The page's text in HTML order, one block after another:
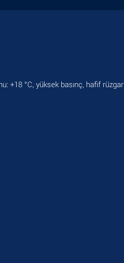
+18 °C, yüksek basınç, hafif rüzgar